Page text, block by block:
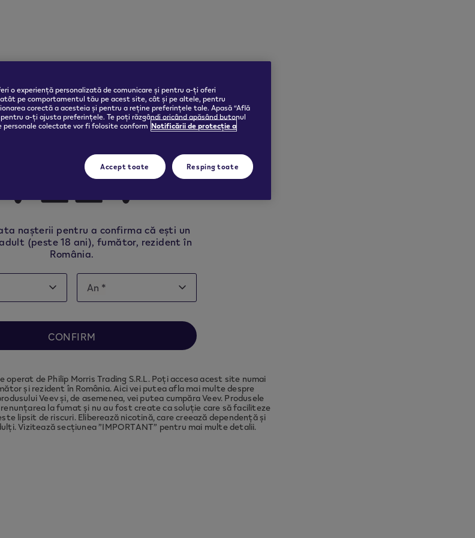
VEEV
is intended forRomania, in order to ensure
legal requirements we need to redirect you
the country you are located in.
CONTINUE
nașterii pentru a confirma că ești un
(peste 18 ani), fumător, rezident în
România.
AnAn
An *
CONFIRM
operat de Philip Morris Trading S.R.L. Poți accesa acest site numai
și rezident în România. Aici vei putea afla mai multe despre
Veev și, de asemenea, vei putea cumpăra Veev. Produsele
la fumat și nu au fost create ca soluție care să faciliteze
lipsit de riscuri. Eliberează nicotină, care creează dependență și
Vizitează secțiunea ”IMPORTANT” pentru mai multe detalii.
o experiență personalizată de comunicare și pentru a-ți oferi
pe comportamentul tău pe acest site, cât și pe altele, pentru
corectă a acesteia și pentru a reține preferințele tale. Apasă “Află
a-ți ajusta preferințele. Te poți răzgândi oricând apăsând butonul
personale colectate vor fi folosite conform Notificării de protecție a
Accept toate Resping toate